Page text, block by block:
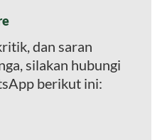
dan saran
silakan hubungi
berikut ini: